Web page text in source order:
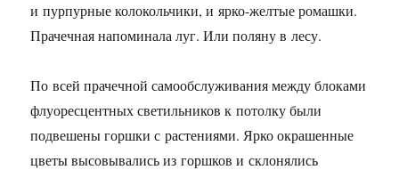
и пурпурные колокольчики, и ярко-желтые ромашки.
Прачечная напоминала луг. Или поляну в лесу.
По всей прачечной самообслуживания между блоками
флуоресцентных светильников к потолку были
подвешены горшки с растениями. Ярко окрашенные
цветы высовывались из горшков и склонялись